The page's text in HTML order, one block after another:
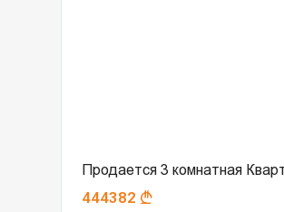
Продается 3 комнатная Квартира в
Сабуртало
444382